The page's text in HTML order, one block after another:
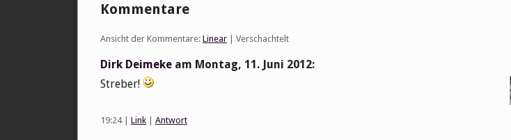
Kommentare
Ansicht der Kommentare: Linear | Verschachtelt
Dirk Deimeke am Montag, 11. Juni 2012:
Streber!
19:24| Link Antwort